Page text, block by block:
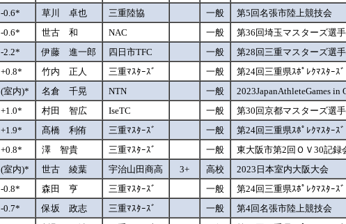
-0.6* 草川 卓也 三重陸協 一般 第5回名張市陸上競技会
-0.6* 世古 和 NAC 一般 第36回埼玉マスターズ選
-2.2* 伊藤 進一郎 四日市TFC 一般 第28回三重マスターズ選
+0.8* 竹内 正人 三重ﾏｽﾀｰｽﾞ 一般 第24回三重県ｽﾎﾟﾚｸﾏｽﾀｰｽﾞ
(室内)* 名倉 千晃 NTN 一般 2023JapanAthleteGames in
+1.0* 村田 智広 IseTC 一般 第30回京都マスターズ選
+1.9* 髙橋 利侑 三重ﾏｽﾀｰｽﾞ 一般 第24回三重県ｽﾎﾟﾚｸﾏｽﾀｰｽﾞ
+0.8* 澤 智貴 三重ﾏｽﾀｰｽﾞ 一般 東大阪市第2回ＯＶ30記録
(室内)* 世古 綾葉 宇治山田商高 3+ 高校 2023日本室内大阪大会
-0.8* 森田 亨 三重ﾏｽﾀｰｽﾞ 一般 第24回三重県ｽﾎﾟﾚｸﾏｽﾀｰｽﾞ
-0.7* 保坂 政志 三重ﾏｽﾀｰｽﾞ 一般 第4回名張市陸上競技会